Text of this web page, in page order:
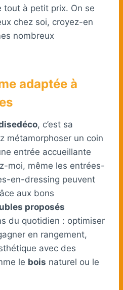
tout à petit prix. On se
chez soi, croyez-en
nombreux
adaptée à
, c’est sa
métamorphoser un coin
entrée accueillante
moi, même les entrées-
en-dressing peuvent
aux bons
proposés
du quotidien : optimiser
en rangement,
avec des
le bois naturel ou le